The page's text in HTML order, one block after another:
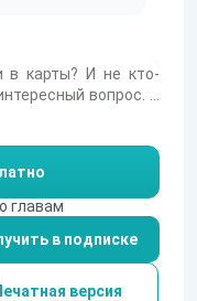
в карты? И не кто-
вопрос. А
обвиняют во всех
в тех, в которых вы
очень интересно?
если две эти беды
главам
в подписке
версия